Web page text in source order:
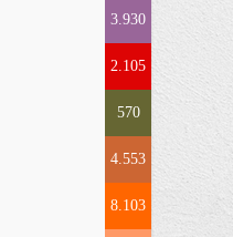
3.930
2.105
570
4.553
8.103